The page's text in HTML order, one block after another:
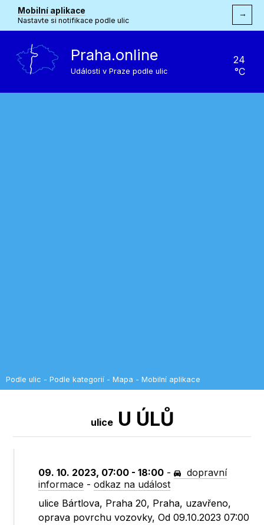
Mobilní aplikace
Nastavte si notifikace podle ulic
→
Praha.online
Události v Praze podle ulic
24
°C
Podle ulic - Podle kategorií - Mapa - Mobilní aplikace
uliceU ÚLŮ
09. 10. 2023, 07:00 - 18:00 -
dopravní
informace -odkaz na událost
ulice Bártlova, Praha 20, Praha, uzavřeno,
oprava povrchu vozovky, Od 09.10.2023 07:00